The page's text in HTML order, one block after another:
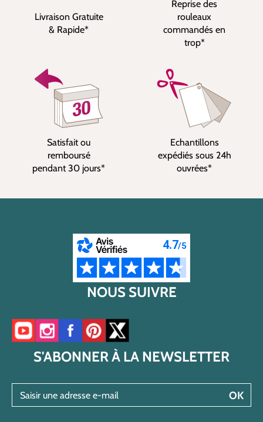
Livraison Gratuite
& Rapide*
Reprise des
rouleaux
commandés en
trop*
Satisfait ou
remboursé
pendant 30 jours*
Echantillons
expédiés sous 24h
ouvrées*
NOUS SUIVRE
Accéder à notre chaîne YouTube
Accéder à notre compte Instagram
Accéder à notre page Facebook
Accéder à notre compte Pinterest
Accéder à notre compte Twitter/X
S'ABONNER À LA NEWSLETTER
OK